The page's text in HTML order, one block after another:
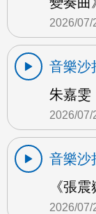
2026/07/
音樂沙
朱嘉雯
2026/07/
音樂沙
《張
2026/07/